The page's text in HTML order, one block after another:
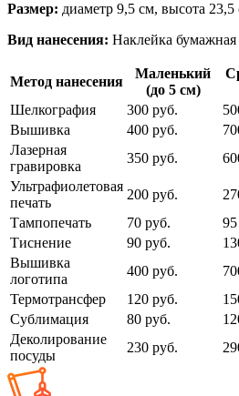
Размер: диаметр 9,5 см, высота
Вид нанесения: Наклейка бумажная
Метод нанесения
Маленький
(до 5 см)
Шелкография
300 руб.
Вышивка
400 руб.
Лазерная
гравировка
350 руб.
Ультрафиолетовая
печать
200 руб.
Тампопечать
70 руб.
Тиснение
90 руб.
Вышивка
логотипа
400 руб.
Термотрансфер
120 руб.
Сублимация
80 руб.
Деколирование
посуды
230 руб.